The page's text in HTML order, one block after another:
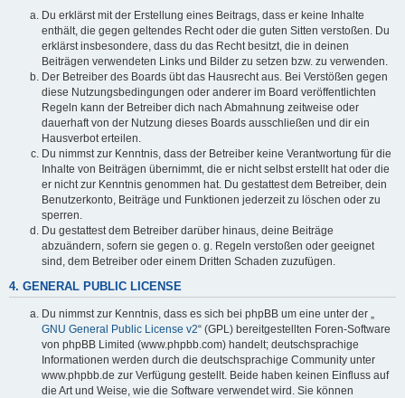
Du erklärst mit der Erstellung eines Beitrags, dass er keine Inhalte
enthält, die gegen geltendes Recht oder die guten Sitten verstoßen. Du
erklärst insbesondere, dass du das Recht besitzt, die in deinen
Beiträgen verwendeten Links und Bilder zu setzen bzw. zu verwenden.
Der Betreiber des Boards übt das Hausrecht aus. Bei Verstößen gegen
diese Nutzungsbedingungen oder anderer im Board veröffentlichten
Regeln kann der Betreiber dich nach Abmahnung zeitweise oder
dauerhaft von der Nutzung dieses Boards ausschließen und dir ein
Hausverbot erteilen.
Du nimmst zur Kenntnis, dass der Betreiber keine Verantwortung für die
Inhalte von Beiträgen übernimmt, die er nicht selbst erstellt hat oder die
er nicht zur Kenntnis genommen hat. Du gestattest dem Betreiber, dein
Benutzerkonto, Beiträge und Funktionen jederzeit zu löschen oder zu
sperren.
Du gestattest dem Betreiber darüber hinaus, deine Beiträge
abzuändern, sofern sie gegen o. g. Regeln verstoßen oder geeignet
sind, dem Betreiber oder einem Dritten Schaden zuzufügen.
4. GENERAL PUBLIC LICENSE
Du nimmst zur Kenntnis, dass es sich bei phpBB um eine unter der „
GNU General Public License v2“ (GPL) bereitgestellten Foren-Software
von phpBB Limited (www.phpbb.com) handelt; deutschsprachige
Informationen werden durch die deutschsprachige Community unter
www.phpbb.de zur Verfügung gestellt. Beide haben keinen Einfluss auf
die Art und Weise, wie die Software verwendet wird. Sie können